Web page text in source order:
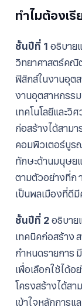
ทำไมต้องเรี
ชั้นปีที่ 1 อธิบาย
วิทยาศาสตร์คณิ
ฟิสิกส์ในงานอุตส
งานอุตสาหกรรม
เทคโนโลยีและวิ
ก่อสร้างได้สาม
คอมพิวเตอร์บูร
ทักษะด้านมนุษย
ตามตัวอย่างที่ก
เป็นพลเมืองที่ดี
ชั้นปีที่ 2 อธิบาย
เทคนิคก่อสร้าง
กำหนดรายการ
เพื่อเลือกใช้ได้อ
โครงสร้างได้สา
เข้าใจหลักการ